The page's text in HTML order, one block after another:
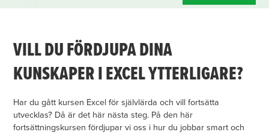
VILL DU FÖRDJUPA DINA
KUNSKAPER I EXCEL YTTERLIGARE?
Har du gått kursen Excel för självlärda och vill fortsätta
utvecklas? Då är det här nästa steg. På den här
fortsättningskursen fördjupar vi oss i hur du jobbar smart och